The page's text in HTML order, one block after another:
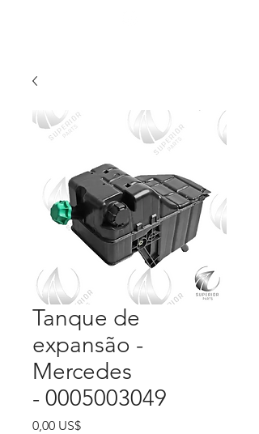
Tanque de
expansão -
Mercedes
- 0005003049
0,00 US$Precio